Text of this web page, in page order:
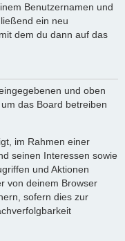
Benutzernamen und
ein neu
dem du dann auf das
und oben
das Board betreiben
im Rahmen einer
seinen Interessen sowie
und Aktionen
von deinem Browser
sofern dies zur